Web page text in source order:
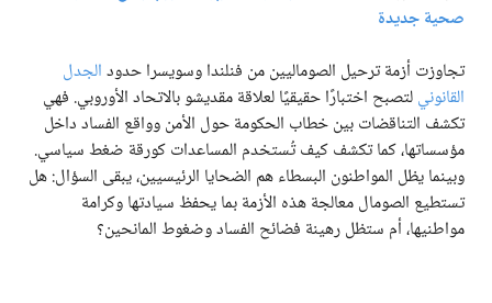
صحية جديدة
تجاوزت أزمة ترحيل الصوماليين من فنلندا وسويسرا حدودالجدل
القانونيلتصبح اختبارًا حقيقيًا لعلاقة مقديشو بالاتحاد الأوروبي. فهي
تكشف التناقضات بين خطاب الحكومة حول الأمن وواقع الفساد داخل
مؤسساتها، كما تكشف كيف تُستخدم المساعدات كورقة ضغط سياسي.
وبينما يظل المواطنون البسطاء هم الضحايا الرئيسيين، يبقى السؤال: هل
تستطيع الصومال معالجة هذه الأزمة بما يحفظ سيادتها وكرامة
مواطنيها، أم ستظل رهينة فضائح الفساد وضغوط المانحين؟